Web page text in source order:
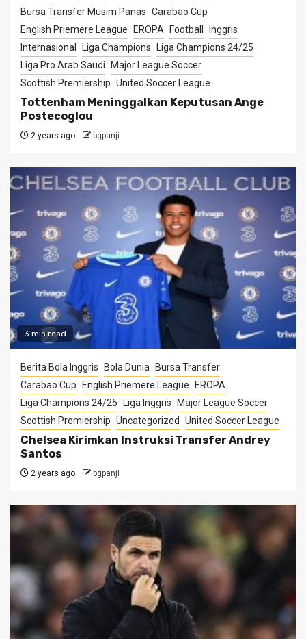
Bursa Transfer Musim Panas Carabao Cup
English Priemere League
EROPA Football
Inggris
Internasional
Liga Champions
Liga Champions 24/25
Liga Pro Arab Saudi
Major League Soccer
Scottish Premiership United Soccer League
Tottenham Meninggalkan Keputusan Ange
Postecoglou
2 years ago bgpanji
3 min read
Berita Bola Inggris Bola Dunia
Bursa Transfer
Carabao Cup
English Priemere League
EROPA
Liga Champions 24/25
Liga Inggris
Major League Soccer
Scottish Premiership Uncategorized United Soccer League
Chelsea Kirimkan Instruksi Transfer Andrey
Santos
2 years ago bgpanji